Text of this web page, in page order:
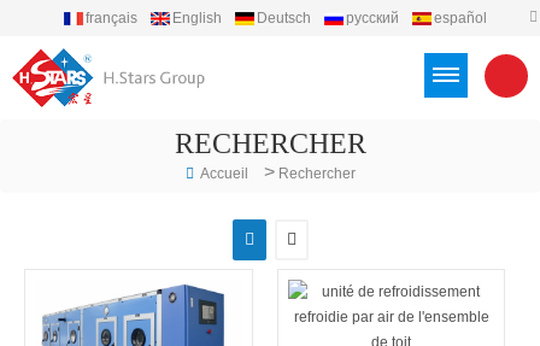
français English Deutsch русский
español
RECHERCHER
Accueil > Rechercher